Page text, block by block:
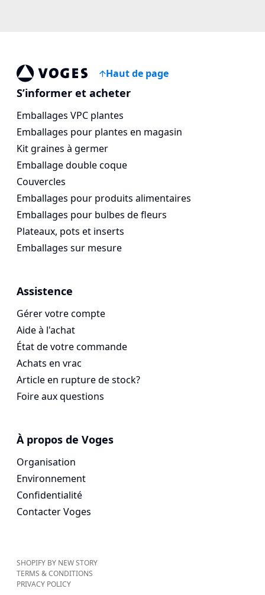
Vogespackaging
Haut de page
S’informer et acheter
Emballages VPC plantes
Emballages pour plantes en magasin
Kit graines à germer
Emballage double coque
Couvercles
Emballages pour produits alimentaires
Emballages pour bulbes de fleurs
Plateaux, pots et inserts
Emballages sur mesure
Assistence
Gérer votre compte
Aide à l'achat
État de votre commande
Achats en vrac
Article en rupture de stock?
Foire aux questions
À propos de Voges
Organisation
Environnement
Confidentialité
Contacter Voges
SHOPIFY BY NEW STORY
TERMS & CONDITIONS
PRIVACY POLICY